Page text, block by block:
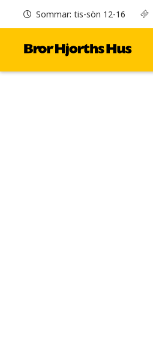
Sommar: tis-sön 12-16